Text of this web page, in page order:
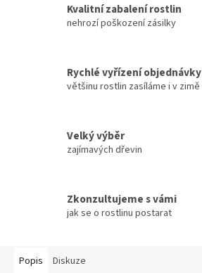
Kvalitní zabalení rostlin
nehrozí poškození zásilky
Rychlé vyřízení objednávky
většinu rostlin zasíláme i v zimě
Velký výběr
zajímavých dřevin
Zkonzultujeme s vámi
jak se o rostlinu postarat
Popis Diskuze